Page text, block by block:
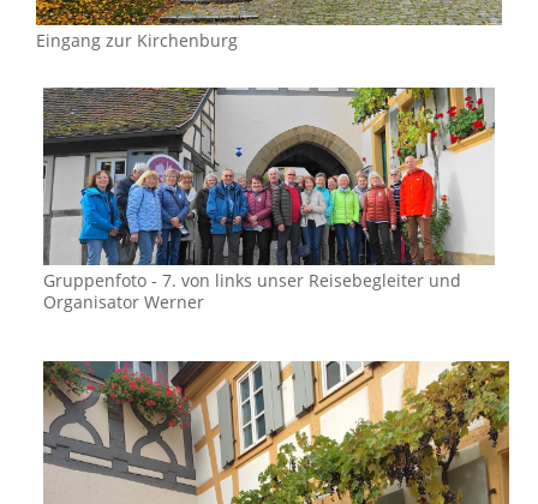
Eingang zur Kirchenburg
Gruppenfoto - 7. von links unser Reisebegleiter und
Organisator Werner